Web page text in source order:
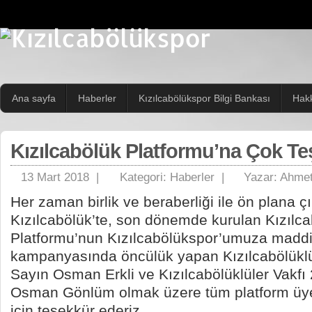
Ana sayfa Haberler Kızılcabölükspor Bilgi Bankası
Kızılcabölük Platformu’na Çok
13 Mart 2018 | Kategori: Haberler | Yazar:
Her zaman birlik ve beraberliği ile ön plana
Kızılcabölük’te, son dönemde kurulan
Platformu’nun Kızılcabölükspor’umuza
kampanyasında öncülük yapan
Sayın Osman Erkli ve Kızılcabölüklüler Vakfı
Osman Gönlüm olmak üzere tüm platform